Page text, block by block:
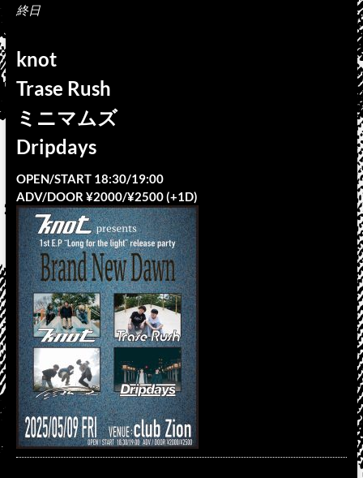
終日
knot
Trase Rush
ミニマムズ
Dripdays
OPEN/START 18:30/19:00
ADV/DOOR ¥2000/¥2500 (+1D)